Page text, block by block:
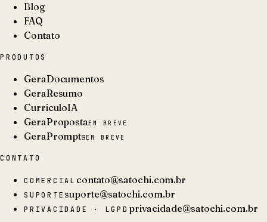
Blog
FAQ
Contato
PRODUTOS
GeraDocumentos
GeraResumo
CurriculoIA
GeraPropostaEM BREVE
GeraPromptsEM BREVE
CONTATO
COMERCIAL contato@satochi.com.br
SUPORTEsuporte@satochi.com.br
PRIVACIDADE · LGPD privacidade@satochi.com.br